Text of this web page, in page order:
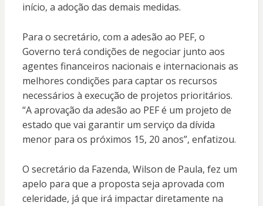
início, a adoção das demais medidas.
Para o secretário, com a adesão ao PEF, o
Governo terá condições de negociar junto aos
agentes financeiros nacionais e internacionais as
melhores condições para captar os recursos
necessários à execução de projetos prioritários.
“A aprovação da adesão ao PEF é um projeto de
estado que vai garantir um serviço da dívida
menor para os próximos 15, 20 anos”, enfatizou.
O secretário da Fazenda, Wilson de Paula, fez um
apelo para que a proposta seja aprovada com
celeridade, já que irá impactar diretamente na